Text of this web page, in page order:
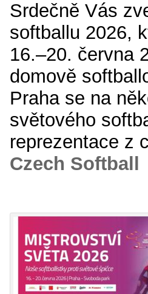
Srdečně Vás
softballu 2026,
16.–20. června
domově
Praha se na
světového
reprezentace z
Czech Softball